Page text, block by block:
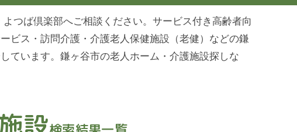
つば倶楽部へご相談ください。サービス付き高齢者向
ビス・訪問介護・介護老人保健施設（老健）などの鎌
ています。鎌ヶ谷市の老人ホーム・介護施設探しな
設